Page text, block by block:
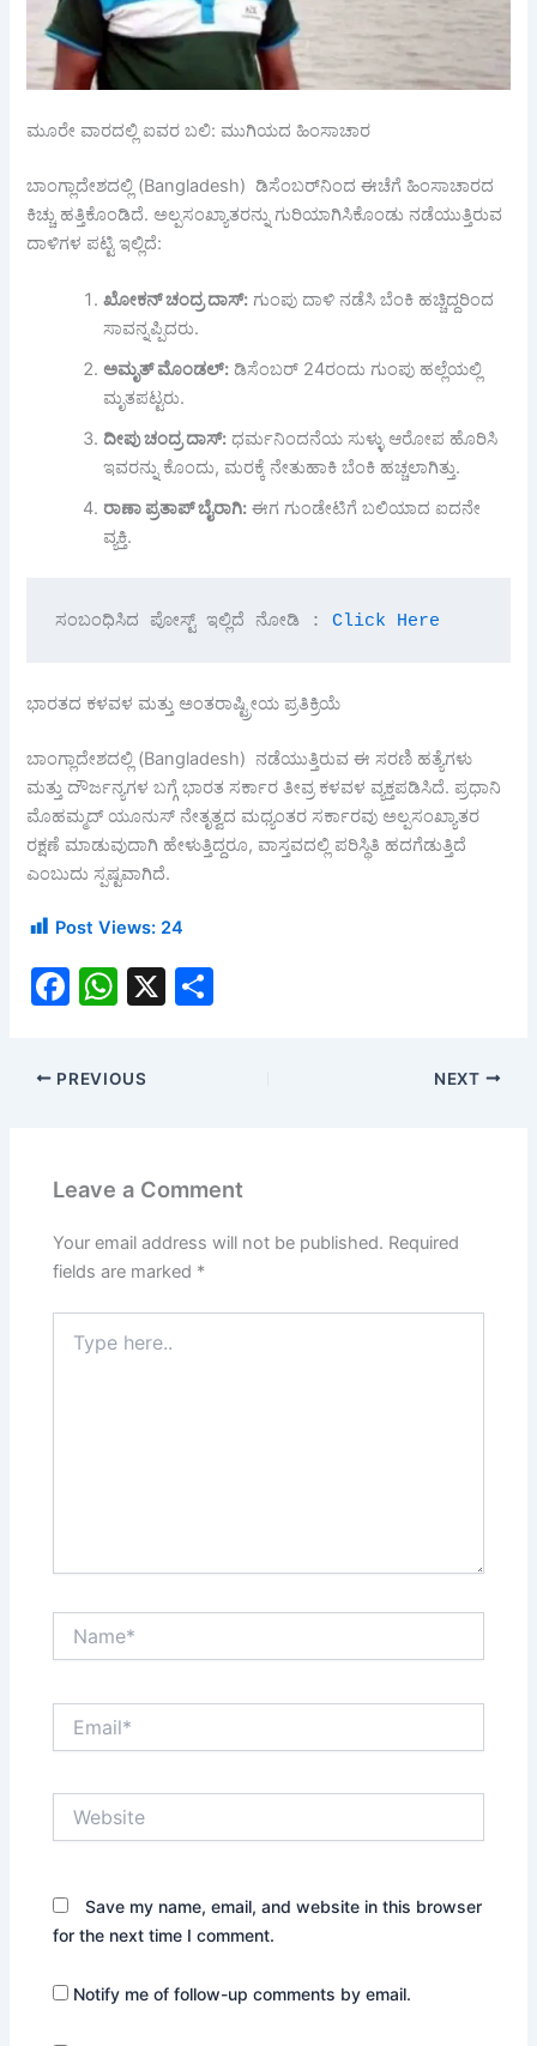
ಮೂರೇ ವಾರದಲ್ಲಿ ಐವರ ಬಲಿ: ಮುಗಿಯದ ಹಿಂಸಾಚಾರ
ಬಾಂಗ್ಲಾದೇಶದಲ್ಲಿ (Bangladesh) ಡಿಸೆಂಬರ್‌ನಿಂದ ಈಚೆಗೆ ಹಿಂಸಾಚಾರದ
ಕಿಚ್ಚು ಹತ್ತಿಕೊಂಡಿದೆ. ಅಲ್ಪಸಂಖ್ಯಾತರನ್ನು ಗುರಿಯಾಗಿಸಿಕೊಂಡು ನಡೆಯುತ್ತಿರುವ
ದಾಳಿಗಳ ಪಟ್ಟಿ ಇಲ್ಲಿದೆ:
ಖೋಕನ್ಚಂದ್ರದಾಸ್: ಗುಂಪು ದಾಳಿ ನಡೆಸಿ ಬೆಂಕಿ ಹಚ್ಚಿದ್ದರಿಂದ
ಸಾವನ್ನಪ್ಪಿದರು.
ಅಮೃತ್ಮೊಂಡಲ್: ಡಿಸೆಂಬರ್ 24ರಂದು ಗುಂಪು ಹಲ್ಲೆಯಲ್ಲಿ
ಮೃತಪಟ್ಟರು.
ದೀಪುಚಂದ್ರದಾಸ್: ಧರ್ಮನಿಂದನೆಯ ಸುಳ್ಳು ಆರೋಪ ಹೊರಿಸಿ
ಇವರನ್ನು ಕೊಂದು, ಮರಕ್ಕೆ ನೇತುಹಾಕಿ ಬೆಂಕಿ ಹಚ್ಚಲಾಗಿತ್ತು.
ರಾಣಾ ಪ್ರತಾಪ್ಬೈರಾಗಿ: ಈಗ ಗುಂಡೇಟಿಗೆ ಬಲಿಯಾದ ಐದನೇ
ವ್ಯಕ್ತಿ.
ಸಂಬಂಧಿಸಿದ ಪೋಸ್ಟ್ ಇಲ್ಲಿದೆ ನೋಡಿ : Click Here
ಭಾರತದ ಕಳವಳ ಮತ್ತು ಅಂತರಾಷ್ಟ್ರೀಯ ಪ್ರತಿಕ್ರಿಯೆ
ಬಾಂಗ್ಲಾದೇಶದಲ್ಲಿ (Bangladesh) ನಡೆಯುತ್ತಿರುವ ಈ ಸರಣಿ ಹತ್ಯೆಗಳು
ಮತ್ತು ದೌರ್ಜನ್ಯಗಳ ಬಗ್ಗೆ ಭಾರತ ಸರ್ಕಾರ ತೀವ್ರ ಕಳವಳ ವ್ಯಕ್ತಪಡಿಸಿದೆ. ಪ್ರಧಾನಿ
ಮೊಹಮ್ಮದ್ ಯೂನುಸ್ ನೇತೃತ್ವದ ಮಧ್ಯಂತರ ಸರ್ಕಾರವು ಅಲ್ಪಸಂಖ್ಯಾತರ
ರಕ್ಷಣೆ ಮಾಡುವುದಾಗಿ ಹೇಳುತ್ತಿದ್ದರೂ, ವಾಸ್ತವದಲ್ಲಿ ಪರಿಸ್ಥಿತಿ ಹದಗೆಡುತ್ತಿದೆ
ಎಂಬುದು ಸ್ಪಷ್ಟವಾಗಿದೆ.
Post Views: 24
F
c
e
o
k
W
at
s
p
X
PREVIOUS NEXT
Leave a Comment
Your email address will not be published. Required
fields are marked *
here..
Save my name, email, and website in this browser
for the next time I comment.
Notify me of follow-up comments by email.